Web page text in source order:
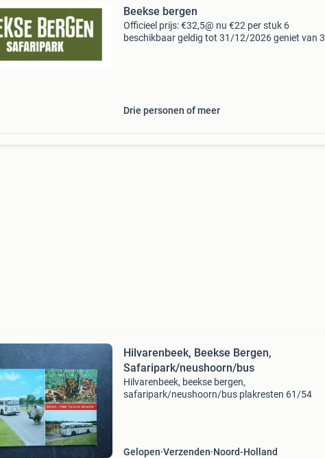
Beekse bergen
Officieel prijs: €32,5@ nu €22 per stuk 6
beschikbaar geldig tot 31/12/2026 geniet van 3
Drie personen of meer
Hilvarenbeek, Beekse Bergen,
Safaripark/neushoorn/bus
Hilvarenbeek, beekse bergen,
safaripark/neushoorn/bus plakresten 61/54
Gelopen Verzenden Noord-Holland